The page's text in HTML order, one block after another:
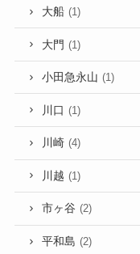
大船 (1)
大門 (1)
小田急永山 (1)
川口 (1)
川崎 (4)
川越 (1)
市ヶ谷 (2)
平和島 (2)